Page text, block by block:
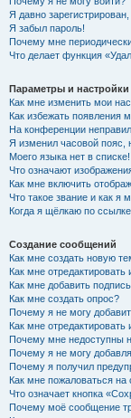
Я давно
Я забыл пароль!
Почему мне
Что делает функция
Параметры и настройки
Как мне изменить мои
Как избежать появления
На конференции
Я изменил часовой пояс,
Моего языка нет в списке!
Что означают
Как мне включить
Что такое звание и как я
Когда я щёлкаю по
Создание сообщений
Как мне создать новую
Как мне
Как мне добавить
Как мне создать опрос?
Почему я не могу
Как мне отредактировать
Почему мне недоступны
Почему я не могу
Почему я получил
Как мне пожаловаться
Что означает кнопка
Почему моё сообщение